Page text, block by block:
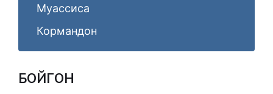
Муассиса
Кормандон
БОЙГОНӢ